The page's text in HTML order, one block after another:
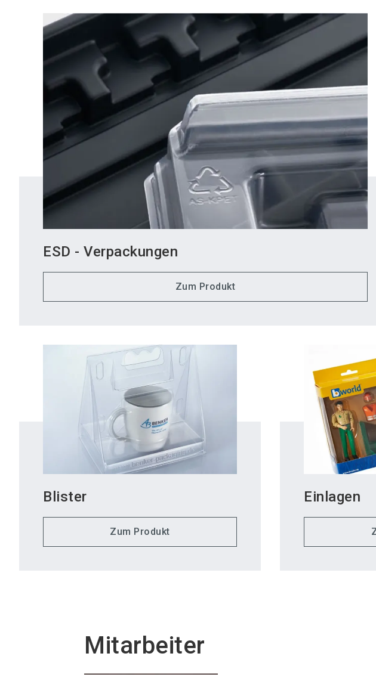
ESD - Verpackungen
Zum Produkt
Blister
Zum Produkt
Einlagen
Mitarbeiter